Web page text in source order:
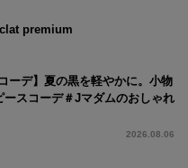
premium
ーデ】夏の黒を軽やかに。小物
ースコーデ＃Jマダムのおしゃれ
2026.08.06